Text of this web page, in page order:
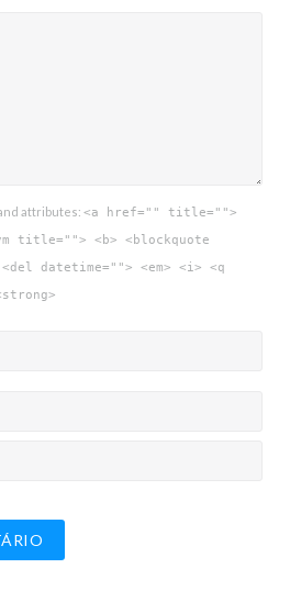
attributes: <a href="" title="">
title=""> <b> <blockquote
datetime=""> <em> <i> <q